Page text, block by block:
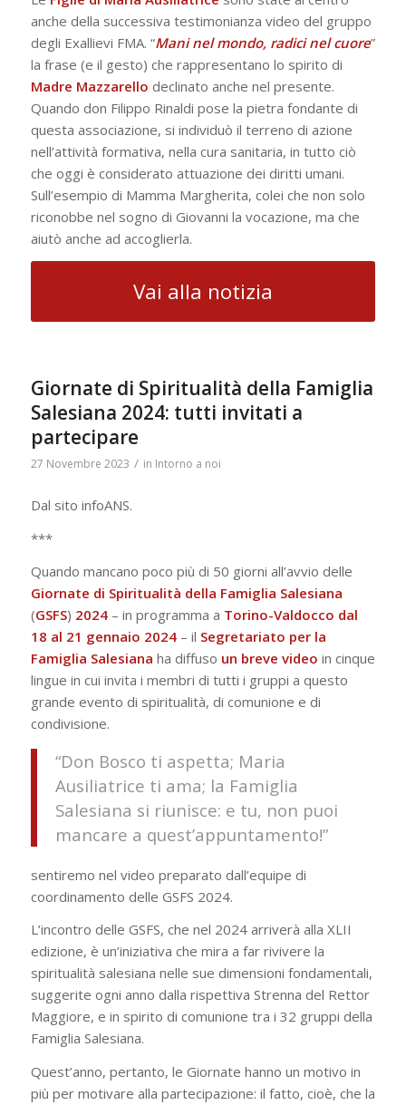
anche della successiva testimonianza video del gruppo
degli Exallievi FMA. “Mani nel mondo, radici nel cuore”
la frase (e il gesto) che rappresentano lo spirito di
Madre Mazzarello declinato anche nel presente.
Quando don Filippo Rinaldi pose la pietra fondante di
questa associazione, si individuò il terreno di azione
nell’attività formativa, nella cura sanitaria, in tutto ciò
che oggi è considerato attuazione dei diritti umani.
Sull’esempio di Mamma Margherita, colei che non solo
riconobbe nel sogno di Giovanni la vocazione, ma che
aiutò anche ad accoglierla.
Vai alla notizia
Giornate di Spiritualità della Famiglia
Salesiana 2024: tutti invitati a
partecipare
27 Novembre 2023 / in Intorno a noi
Dal sito infoANS.
***
Quando mancano poco più di 50 giorni all’avvio delle
Giornate di Spiritualità della Famiglia Salesiana
(GSFS) 2024– in programma a Torino-Valdocco dal
18 al 21 gennaio 2024– il Segretariato per la
Famiglia Salesiana ha diffuso un breve video in cinque
lingue in cui invita i membri di tutti i gruppi a questo
grande evento di spiritualità, di comunione e di
condivisione.
“Don Bosco ti aspetta; Maria
Ausiliatrice ti ama; la Famiglia
Salesiana si riunisce: e tu, non puoi
mancare a quest’appuntamento!”
sentiremo nel video preparato dall’equipe di
coordinamento delle GSFS 2024.
L’incontro delle GSFS, che nel 2024 arriverà alla XLII
edizione, è un’iniziativa che mira a far rivivere la
spiritualità salesiana nelle sue dimensioni fondamentali,
suggerite ogni anno dalla rispettiva Strenna del Rettor
Maggiore, e in spirito di comunione tra i 32 gruppi della
Famiglia Salesiana.
Quest’anno, pertanto, le Giornate hanno un motivo in
più per motivare alla partecipazione: il fatto, cioè, che la